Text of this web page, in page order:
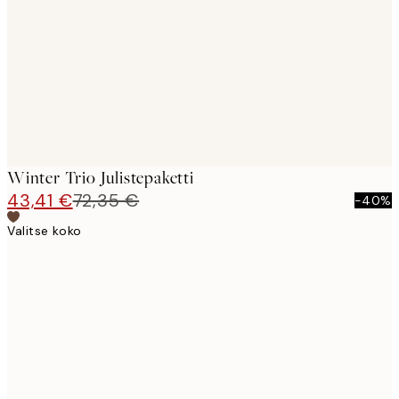
Winter Trio Julistepaketti
43,41 €72,35 €
-40%
Valitse koko